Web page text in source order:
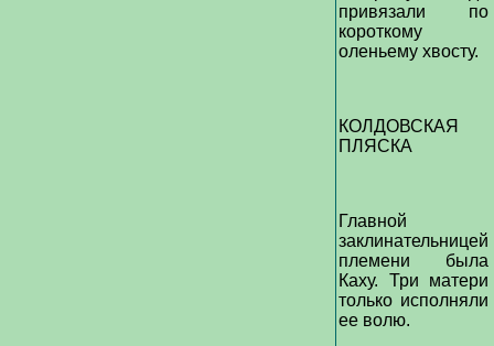
привязали по
короткому
оленьему хвосту.
КОЛДОВСКАЯ
ПЛЯСКА
Главной
заклинательницей
племени была
Каху. Три матери
только исполняли
ее волю.